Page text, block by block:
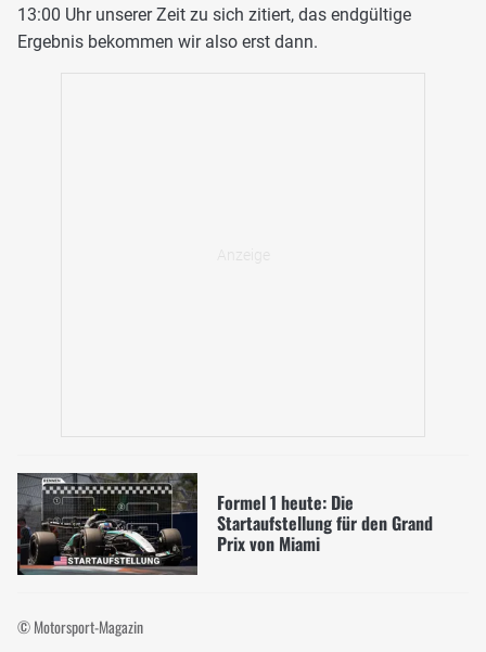
13:00 Uhr unserer Zeit zu sich zitiert, das endgültige
Ergebnis bekommen wir also erst dann.
Formel 1 heute: Die
Startaufstellung für den Grand
Prix von Miami
© Motorsport-Magazin